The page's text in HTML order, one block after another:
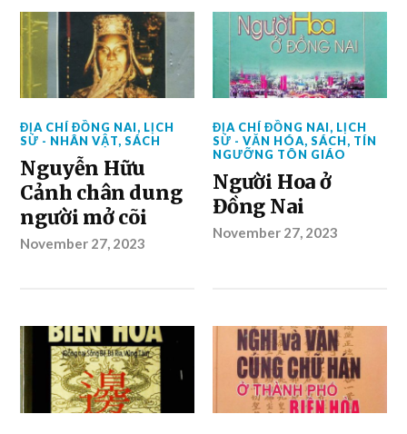
ĐỊA CHÍ ĐỒNG NAI, LỊCH
SỬ - NHÂN VẬT,SÁCH
Nguyễn Hữu
Cảnh chân dung
người mở cõi
November 27, 2023
ĐỊA CHÍ ĐỒNG NAI, LỊCH
SỬ - VĂN HÓA,SÁCH, TÍN
NGƯỠNG TÔN GIÁO
Người Hoa ở
Đồng Nai
November 27, 2023